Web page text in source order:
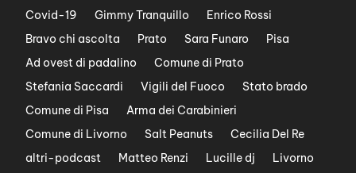
Covid-19
Gimmy Tranquillo
Enrico Rossi
Bravo chi ascolta
Prato Sara Funaro
Pisa
Ad ovest di padalino
Comune di Prato
Stefania Saccardi
Vigili del Fuoco
Stato brado
Comune di Pisa
Arma dei Carabinieri
Comune di Livorno
Salt Peanuts
Cecilia Del Re
altri-podcast
Matteo Renzi Lucille dj
Livorno